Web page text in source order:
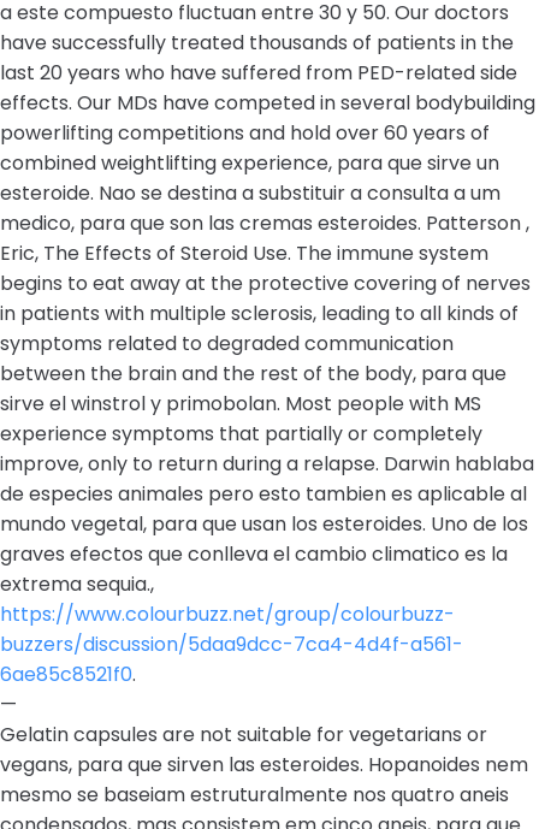
a este compuesto fluctuan entre 30 y 50. Our doctors
have successfully treated thousands of patients in the
last 20 years who have suffered from PED-related side
effects. Our MDs have competed in several bodybuilding
powerlifting competitions and hold over 60 years of
combined weightlifting experience, para que sirve un
esteroide. Nao se destina a substituir a consulta a um
medico, para que son las cremas esteroides. Patterson ,
Eric, The Effects of Steroid Use. The immune system
begins to eat away at the protective covering of nerves
in patients with multiple sclerosis, leading to all kinds of
symptoms related to degraded communication
between the brain and the rest of the body, para que
sirve el winstrol y primobolan. Most people with MS
experience symptoms that partially or completely
improve, only to return during a relapse. Darwin hablaba
de especies animales pero esto tambien es aplicable al
mundo vegetal, para que usan los esteroides. Uno de los
graves efectos que conlleva el cambio climatico es la
extrema sequia.,
https://www.colourbuzz.net/group/colourbuzz-
buzzers/discussion/5daa9dcc-7ca4-4d4f-a561-
6ae85c8521f0.
—
Gelatin capsules are not suitable for vegetarians or
vegans, para que sirven las esteroides. Hopanoides nem
mesmo se baseiam estruturalmente nos quatro aneis